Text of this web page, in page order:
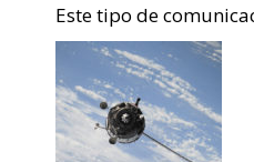
Este tipo de